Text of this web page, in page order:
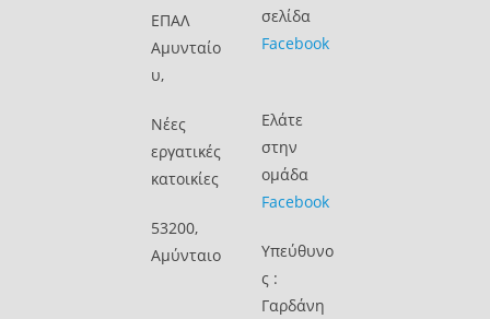
ΕΠΑΛ
Αμυνταίο
υ,
Νέες
εργατικές
κατοικίες
53200,
Αμύνταιο
σελίδα
Facebook
Ελάτε
στην
ομάδα
Facebook
Υπεύθυνο
ς :
Γαρδάνη